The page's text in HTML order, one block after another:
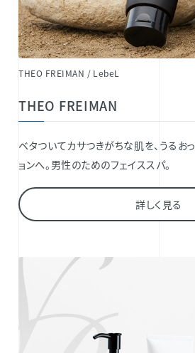
THEO FREIMAN / LebeL
THEO FREIMAN
ベタついてカサつきがちな肌を、うるお
ョンへ。男性のためのフェイススパ。
詳しく見る